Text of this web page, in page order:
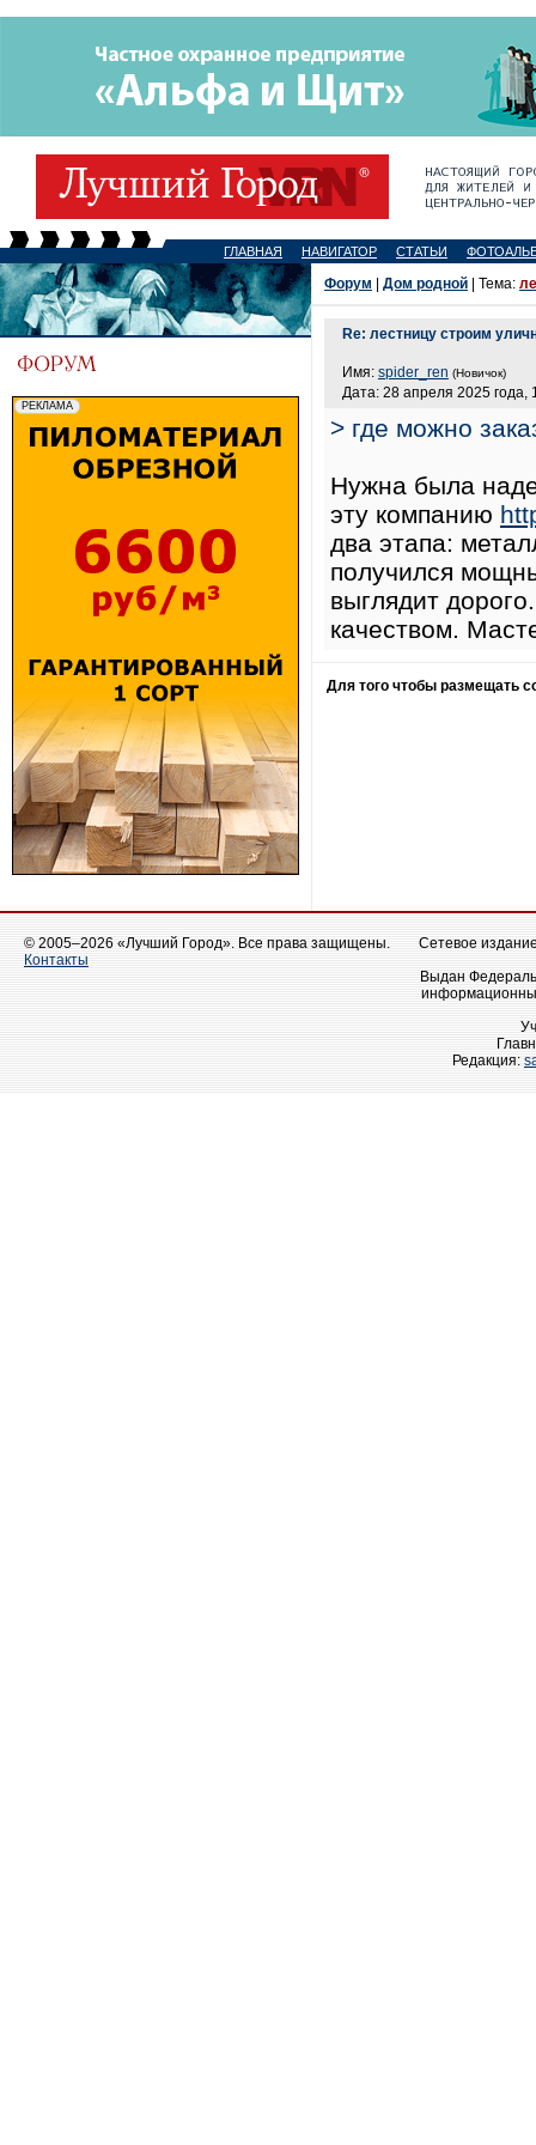
ГЛАВНАЯ НАВИГАТОР СТАТЬИ
Форум Дом родной | Тема:
Re: лестницу строим
Имя: spider_ren (Новичок)
Дата: 28 апреля 2025 года,
> где можно
Нужна была
эту компанию
два этапа:
получился
выглядит
качеством.
Для того чтобы размещать
© 2005–2026 «Лучший Город». Все права защищены.
Контакты
Сетевое
Выдан
Редакция: